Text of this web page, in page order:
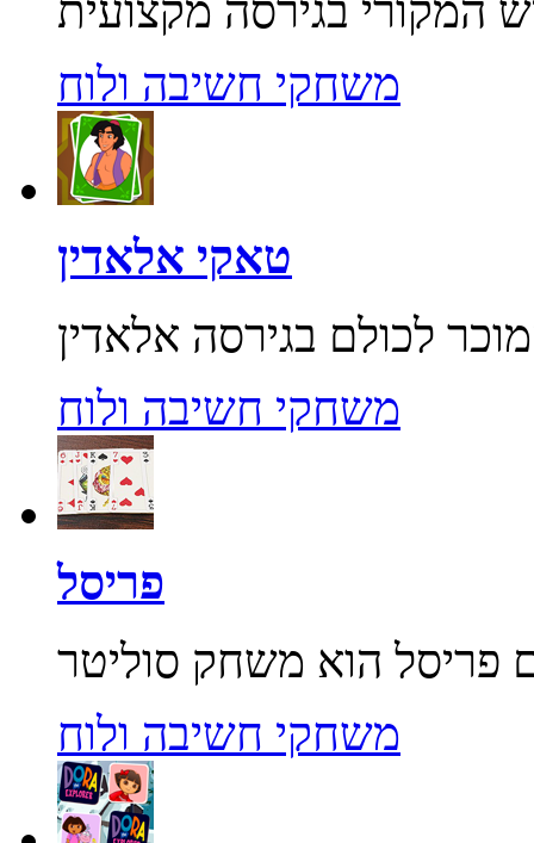
משחקי חשיבה ולוח
טאקי אלאדין
משחקי חשיבה ולוח
פריסל
משחקי חשיבה ולוח